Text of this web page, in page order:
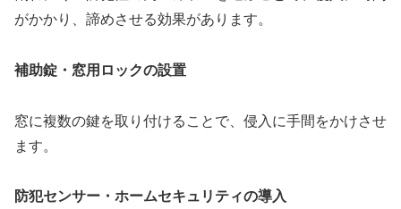
がかかり、諦めさせる効果があります。
補助錠・窓用ロックの設置
窓に複数の鍵を取り付けることで、侵入に手間をかけさせ
ます。
防犯センサー・ホームセキュリティの導入